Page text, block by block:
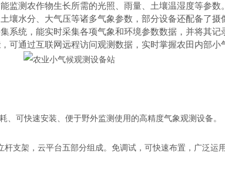
监测农作物生长所需的光照、雨量、土壤温湿度等参数
壤水分、大气压等诸多气象参数，部分设备还配备了摄
系统，能实时采集各项气象和环境参数数据，并将其记
可通过互联网远程访问观测数据，实时掌握农田内部小
、可快速安装、便于野外监测使用的高精度气象观测设备。
支架，云平台五部分组成。免调试，可快速布置，广泛运